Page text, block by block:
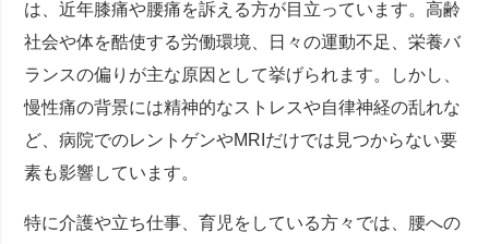
は、近年膝痛や腰痛を訴える方が目立っています。高齢
社会や体を酷使する労働環境、日々の運動不足、栄養バ
ランスの偏りが主な原因として挙げられます。しかし、
慢性痛の背景には精神的なストレスや自律神経の乱れな
ど、病院でのレントゲンやMRIだけでは見つからない要
素も影響しています。
特に介護や立ち仕事、育児をしている方々では、腰への